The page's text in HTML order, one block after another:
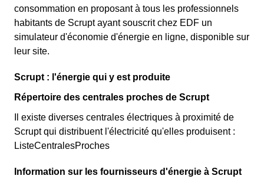
consommation en proposant à tous les professionnels
habitants de Scrupt ayant souscrit chez EDF un
simulateur d'économie d'énergie en ligne, disponible sur
leur site.
Scrupt : l'énergie qui y est produite
Répertoire des centrales proches de Scrupt
Il existe diverses centrales électriques à proximité de
Scrupt qui distribuent l'électricité qu'elles produisent :
ListeCentralesProches
Information sur les fournisseurs d'énergie à Scrupt